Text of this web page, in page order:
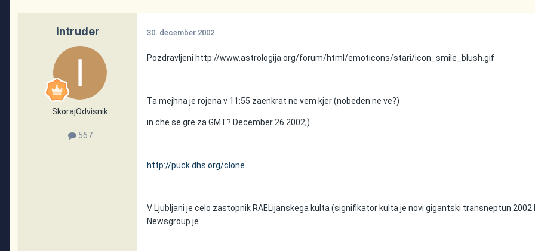
intruder
SkorajOdvisnik
567
30. december 2002
Pozdravljeni http://www.astrologija.org/forum/html/emoticons/stari/icon_smile_blush.gif
Ta mejhna je rojena v 11:55 zaenkrat ne vem kjer (nobeden ne ve?)
in che se gre za GMT? December 26 2002;)
http://puck.dhs.org/clone
V Ljubljani je celo zastopnik RAELijanskega kulta (signifikator kulta je novi gigantski transneptun 2002
Newsgroup je